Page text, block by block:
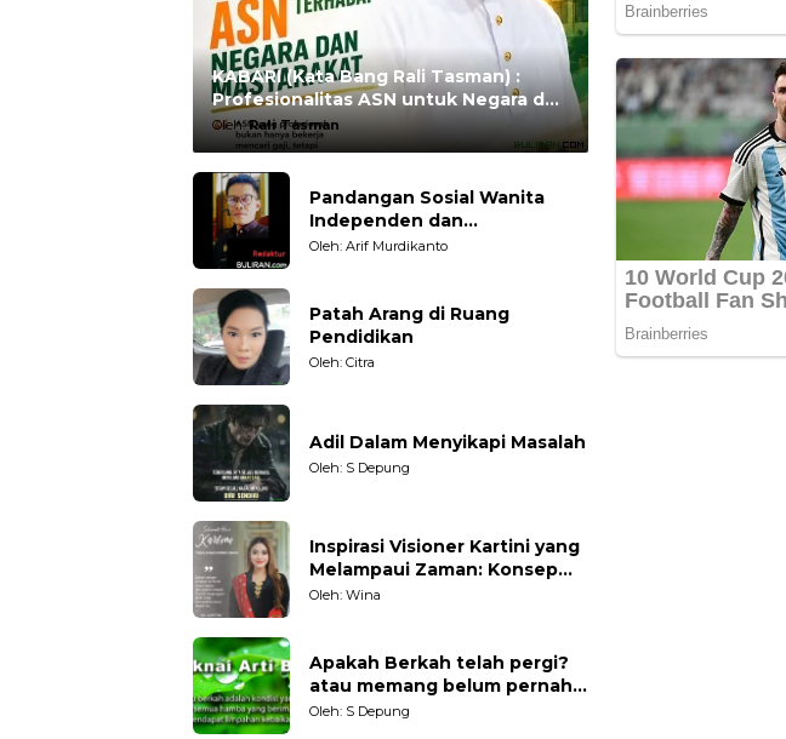
KABARI (Kata Bang Rali Tasman) :
Profesionalitas ASN untuk Negara dan
Masyarakat
Oleh:Rali Tasman
Pandangan Sosial Wanita
Independen dan
Karakteristiknya
Oleh: Arif Murdikanto
Patah Arang di Ruang
Pendidikan
Oleh: Citra
Adil Dalam Menyikapi Masalah
Oleh: S Depung
Inspirasi Visioner Kartini yang
Melampaui Zaman: Konsep
Kecakapan Hidup bagi
Oleh: Wina
Apakah Berkah telah pergi?
atau memang belum pernah
datang?
Oleh: S Depung